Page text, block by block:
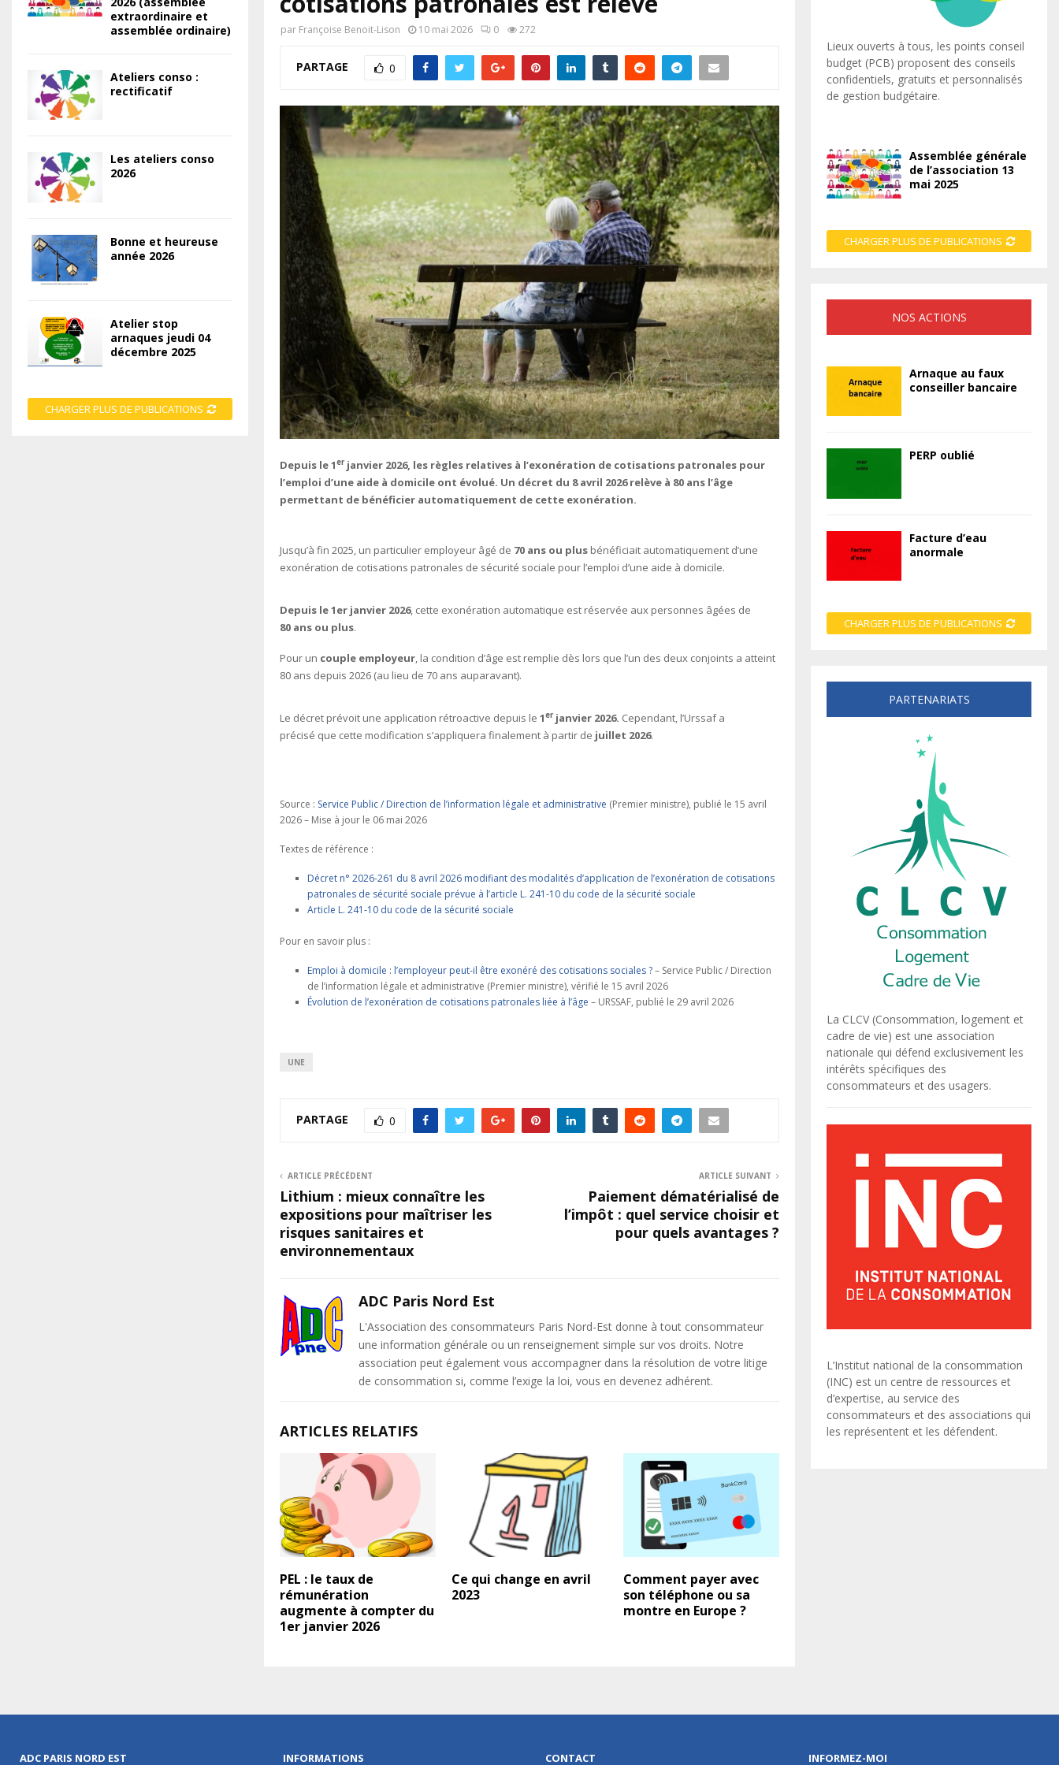
par Françoise Benoit-Lison 10 mai 2026 0 272
PARTAGE 0
Depuis le 1er janvier 2026, les règles relatives à l’exonération de cotisations patronales pour
l’emploi d’une aide à domicile ont évolué. Un décret du 8 avril 2026 relève à 80 ans l’âge
permettant de bénéficier automatiquement de cette exonération.
Jusqu’à fin 2025, un particulier employeur âgé de 70 ans ou plus bénéficiait automatiquement d’une
exonération de cotisations patronales de sécurité sociale pour l’emploi d’une aide à domicile.
Depuis le 1er janvier 2026, cette exonération automatique est réservée aux personnes âgées de
80 ans ou plus.
Pour un couple employeur, la condition d’âge est remplie dès lors que l’un des deux conjoints a atteint
80 ans depuis 2026 (au lieu de 70 ans auparavant).
Le décret prévoit une application rétroactive depuis le 1er janvier 2026. Cependant, l’Urssaf a
précisé que cette modification s’appliquera finalement à partir de juillet 2026.
Source : Service Public / Direction de l’information légale et administrative (Premier ministre), publié le 15 avril
2026 – Mise à jour le 06 mai 2026
Textes de référence :
Décret n° 2026-261 du 8 avril 2026 modifiant des modalités d’application de l’exonération de cotisations
patronales de sécurité sociale prévue à l’article L. 241-10 du code de la sécurité sociale
Article L. 241‑10 du code de la sécurité sociale
Pour en savoir plus :
Emploi à domicile : l’employeur peut-il être exonéré des cotisations sociales ?– Service Public / Direction
de l’information légale et administrative (Premier ministre), vérifié le 15 avril 2026
Évolution de l’exonération de cotisations patronales liée à l’âge – URSSAF, publié le 29 avril 2026
UNE
PARTAGE 0
ARTICLE PRÉCÉDENT
Lithium : mieux connaître les
expositions pour maîtriser les
risques sanitaires et
environnementaux
ARTICLE SUIVANT
Paiement dématérialisé de
l’impôt : quel service choisir et
pour quels avantages ?
ADC Paris Nord Est
L'Association des consommateurs Paris Nord-Est donne à tout consommateur
une information générale ou un renseignement simple sur vos droits. Notre
association peut également vous accompagner dans la résolution de votre litige
de consommation si, comme l’exige la loi, vous en devenez adhérent.
ARTICLES RELATIFS
PEL : le taux de
rémunération
augmente à compter du
1er janvier 2026
Ce qui change en avril
2023
Comment payer avec
son téléphone ou sa
montre en Europe ?
extraordinaire et
assemblée ordinaire)
Ateliers conso :
rectificatif
Les ateliers conso
2026
Bonne et heureuse
année 2026
Atelier stop
arnaques jeudi 04
décembre 2025
CHARGER PLUS DE PUBLICATIONS
Lieux ouverts à tous, les points conseil
budget (PCB) proposent des conseils
confidentiels, gratuits et personnalisés
de gestion budgétaire.
Assemblée générale
de l’association 13
mai 2025
CHARGER PLUS DE PUBLICATIONS
NOS ACTIONS
Arnaque au faux
conseiller bancaire
PERP oublié
Facture d’eau
anormale
CHARGER PLUS DE PUBLICATIONS
PARTENARIATS
La CLCV (Consommation, logement et
cadre de vie) est une association
nationale qui défend exclusivement les
intérêts spécifiques des
consommateurs et des usagers.
L’Institut national de la consommation
(INC) est un centre de ressources et
d’expertise, au service des
consommateurs et des associations qui
les représentent et les défendent.
ADC PARIS NORD EST INFORMATIONS CONTACT INFORMEZ-MOI